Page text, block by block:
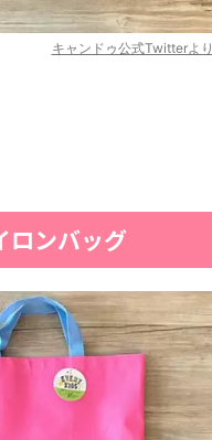
キャンドゥ公式Twitterより
ロンバッグ